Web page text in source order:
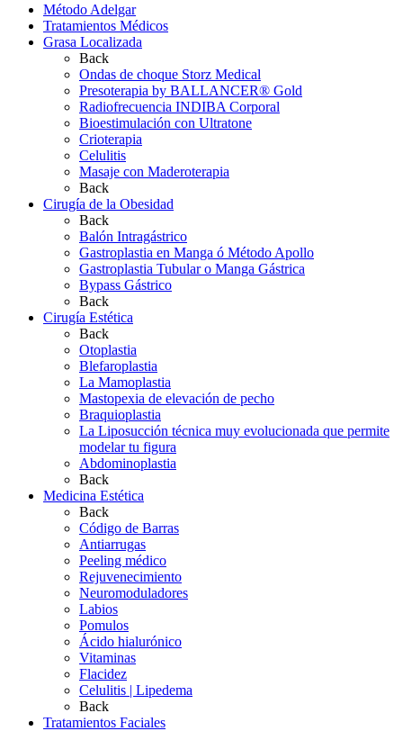
Método Adelgar
Tratamientos Médicos
Grasa Localizada
Back
Ondas de choque Storz Medical
Presoterapia by BALLANCER® Gold
Radiofrecuencia INDIBA Corporal
Bioestimulación con Ultratone
Crioterapia
Celulitis
Masaje con Maderoterapia
Back
Cirugía de la Obesidad
Back
Balón Intragástrico
Gastroplastia en Manga ó Método Apollo
Gastroplastia Tubular o Manga Gástrica
Bypass Gástrico
Back
Cirugía Estética
Back
Otoplastia
Blefaroplastia
La Mamoplastia
Mastopexia de elevación de pecho
Braquioplastia
La Liposucción técnica muy evolucionada que permite
modelar tu figura
Abdominoplastia
Back
Medicina Estética
Back
Código de Barras
Antiarrugas
Peeling médico
Rejuvenecimiento
Neuromoduladores
Labios
Pomulos
Ácido hialurónico
Vitaminas
Flacidez
Celulitis | Lipedema
Back
Tratamientos Faciales